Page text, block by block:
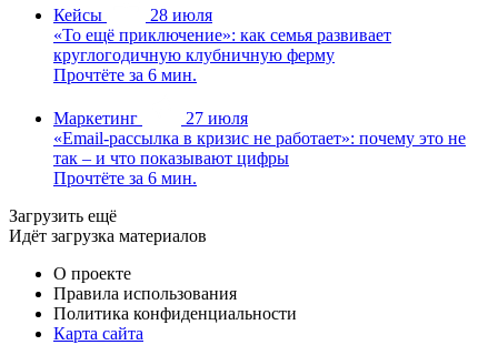
Кейсы
28 июля
«То ещё приключение»: как семья развивает
круглогодичную клубничную ферму
Прочтёте за 6 мин.
Маркетинг
27 июля
«Email-рассылка в кризис не работает»: почему это не
так – и что показывают цифры
Прочтёте за 6 мин.
Загрузить ещё
Идёт загрузка материалов
О проекте
Правила использования
Политика конфиденциальности
Карта сайта